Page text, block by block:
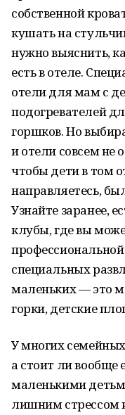
собственной
кушать на
нужно выяснить,
есть в отеле.
отели для мам с
подогревателей
горшков. Но
и отели совсем не
чтобы дети в том
направляетесь,
Узнайте заранее,
клубы, где вы
профессиональной
специальных
маленьких — это
горки, детские
У многих
а стоит ли вообще
маленькими
лишним стрессом